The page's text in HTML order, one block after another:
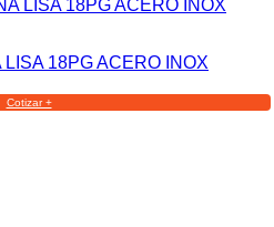
18PG ACERO INOX
Cotizar +